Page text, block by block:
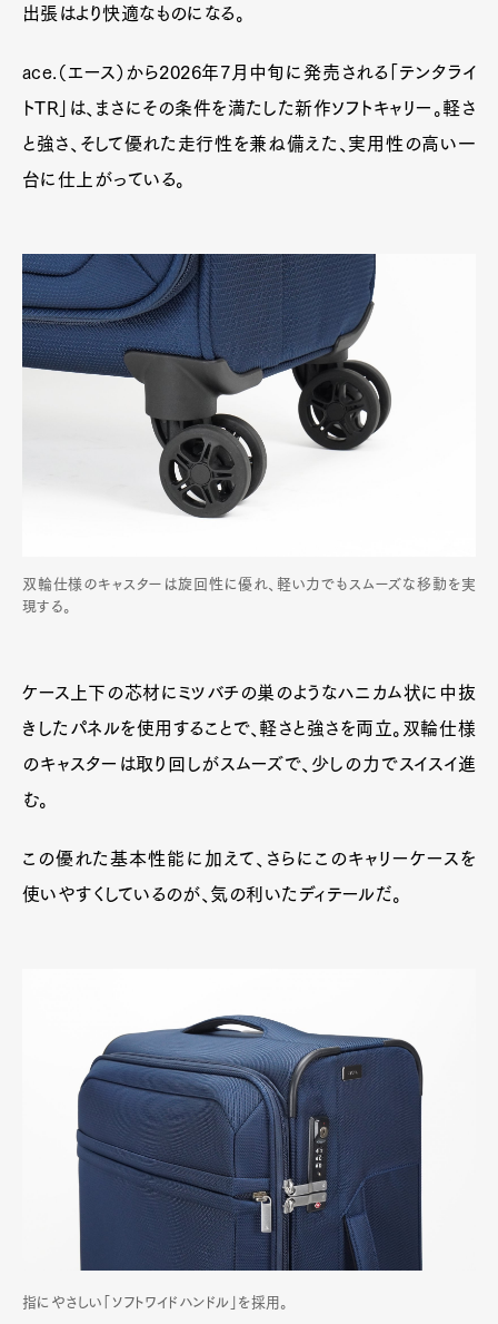
出張はより快適なものになる。
ace.（エース）から2026年7月中旬に発売される「テンタライ
トTR」は、まさにその条件を満たした新作ソフトキャリー。軽さ
と強さ、そして優れた走行性を兼ね備えた、実用性の高い一
台に仕上がっている。
双輪仕様のキャスターは旋回性に優れ、軽い力でもスムーズな移動を実
現する。
ケース上下の芯材にミツバチの巣のようなハニカム状に中抜
きしたパネルを使用することで、軽さと強さを両立。双輪仕様
のキャスターは取り回しがスムーズで、少しの力でスイスイ進
む。
この優れた基本性能に加えて、さらにこのキャリーケースを
使いやすくしているのが、気の利いたディテールだ。
指にやさしい「ソフトワイドハンドル」を採用。